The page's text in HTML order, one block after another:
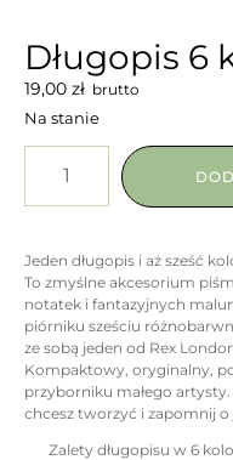
Długopis 6
19,00 zł brutto
Na stanie
Jeden długopis i aż sześć
To zmyślne akcesorium
notatek i fantazyjnych
piórniku sześciu
ze sobą jeden od Rex
Kompaktowy, oryginalny,
przyborniku małego
chcesz tworzyć i zapomnij
Zalety długopisu w 6